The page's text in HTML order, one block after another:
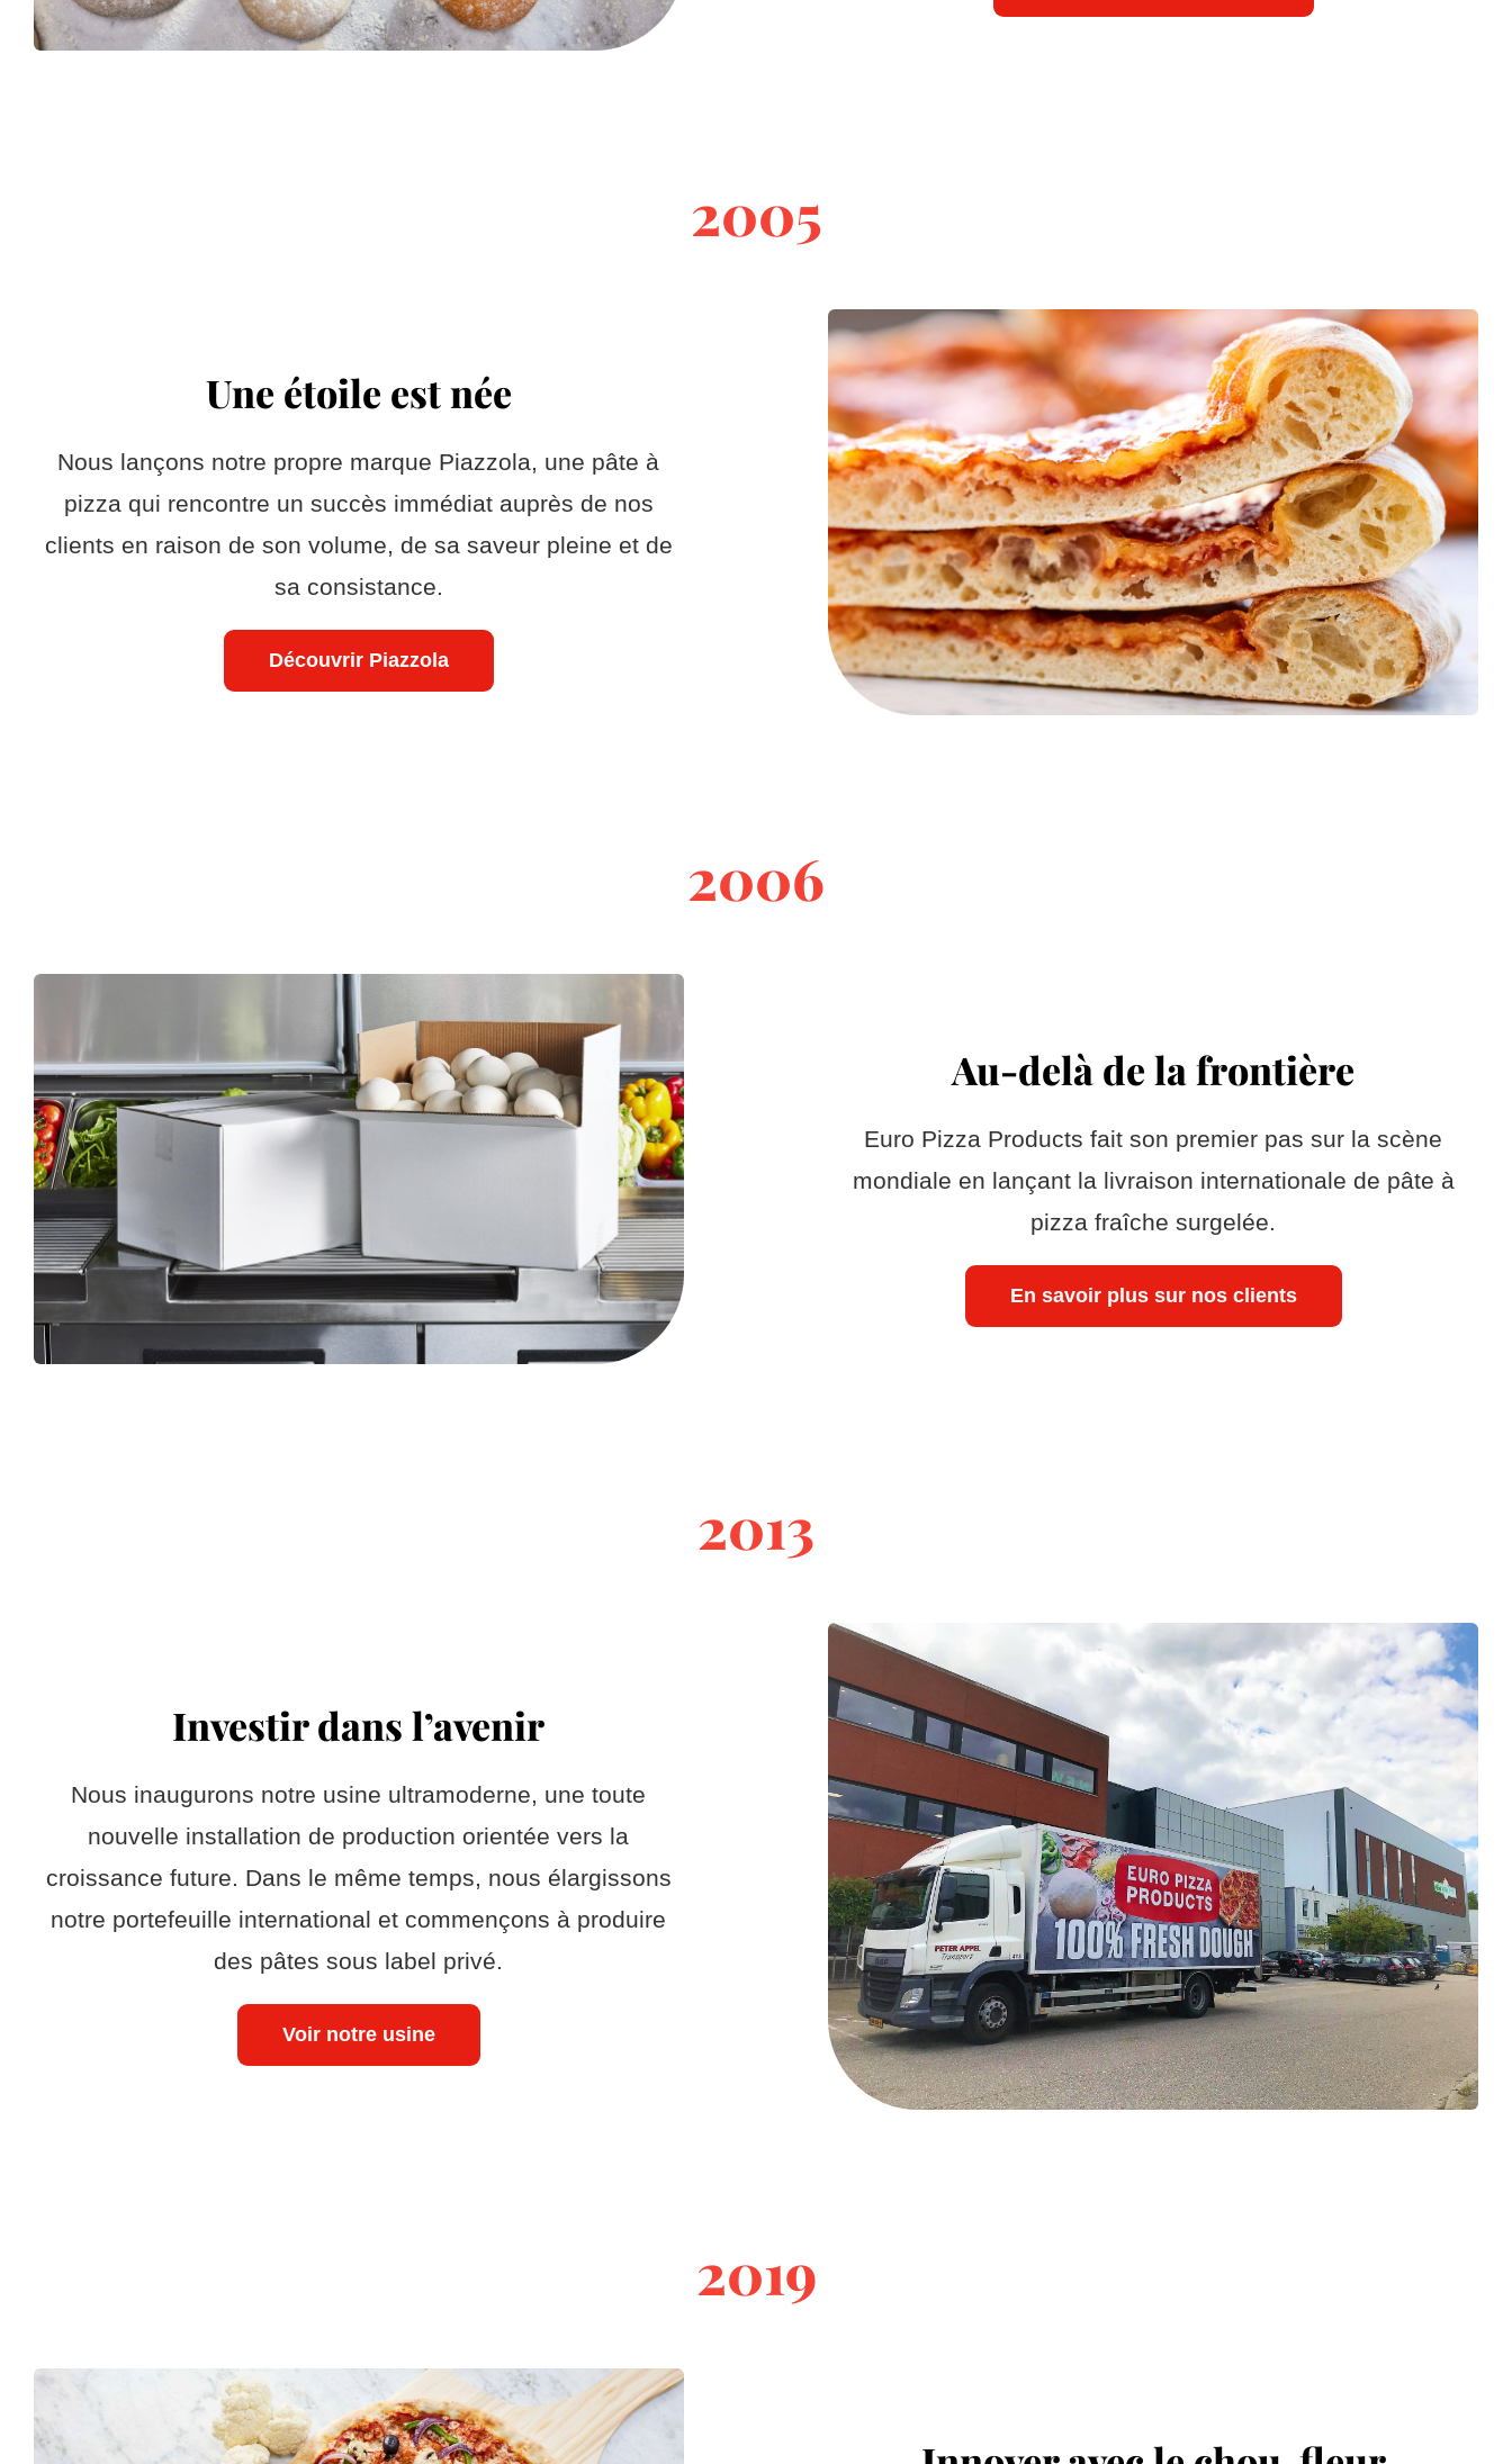
2005
Une étoile est née
Nous lançons notre propre marque Piazzola, une pâte à
pizza qui rencontre un succès immédiat auprès de nos
clients en raison de son volume, de sa saveur pleine et de
sa consistance.
Découvrir Piazzola
2006
Au-delà de la frontière
Euro Pizza Products fait son premier pas sur la scène
mondiale en lançant la livraison internationale de pâte à
pizza fraîche surgelée.
En savoir plus sur nos clients
2013
Investir dans l’avenir
Nous inaugurons notre usine ultramoderne, une toute
nouvelle installation de production orientée vers la
croissance future. Dans le même temps, nous élargissons
notre portefeuille international et commençons à produire
des pâtes sous label privé.
Voir notre usine
2019